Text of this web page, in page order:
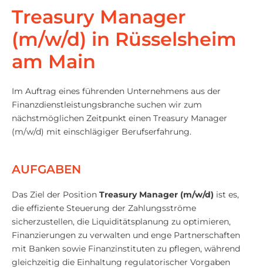
Treasury Manager
(m/w/d) in Rüsselsheim
am Main
Im Auftrag eines führenden Unternehmens aus der
Finanzdienstleistungsbranche suchen wir zum
nächstmöglichen Zeitpunkt einen Treasury Manager
(m/w/d) mit einschlägiger Berufserfahrung.
AUFGABEN
Das Ziel der Position Treasury Manager (m/w/d) ist es,
die effiziente Steuerung der Zahlungsströme
sicherzustellen, die Liquiditätsplanung zu optimieren,
Finanzierungen zu verwalten und enge Partnerschaften
mit Banken sowie Finanzinstituten zu pflegen, während
gleichzeitig die Einhaltung regulatorischer Vorgaben